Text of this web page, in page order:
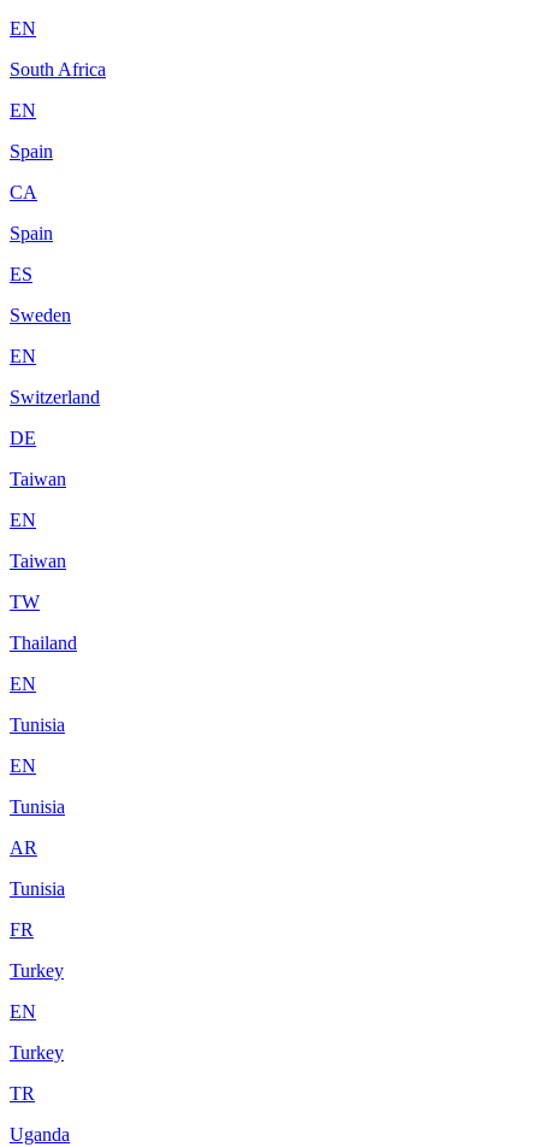
EN
South Africa
EN
Spain
CA
Spain
ES
Sweden
EN
Switzerland
DE
Taiwan
EN
Taiwan
TW
Thailand
EN
Tunisia
EN
Tunisia
AR
Tunisia
FR
Turkey
EN
Turkey
TR
Uganda